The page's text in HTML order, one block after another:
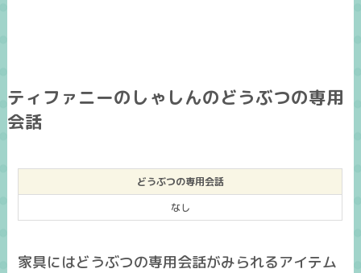
ティファニーのしゃしんのどうぶつの専用
会話
どうぶつの専用会話
なし
家具にはどうぶつの専用会話がみられるアイテム